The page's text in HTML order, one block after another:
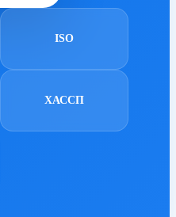
ISO
ХАССП